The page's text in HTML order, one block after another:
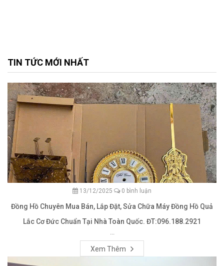
TIN TỨC MỚI NHẤT
13/12/2025 0 bình luận
Đồng Hồ Chuyên Mua Bán, Lắp Đặt, Sửa Chữa Máy Đồng Hồ Quả
Lắc Cơ Đức Chuẩn Tại Nhà Toàn Quốc. ĐT:096.188.2921
...
Xem Thêm